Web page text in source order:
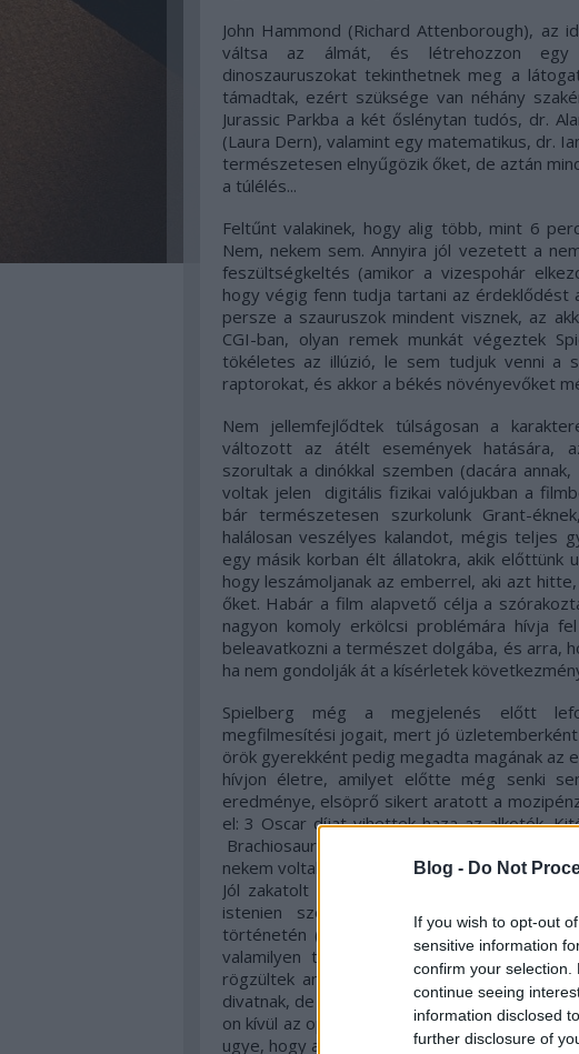
Blog - Do Not
If you wish to opt-out
sensitive information
confirm your
continue seeing
information disclosed
further disclosure of
John Hammond (Richard Attenborough), az
váltsa az álmát, és létrehozzon egy
dinoszauruszokat tekinthetnek meg a
támadtak, ezért szüksége van néhány
Jurassic Parkba a két őslénytan tudós, dr.
(Laura Dern), valamint egy matematikus, dr.
természetesen elnyűgözik őket, de aztán
a túlélés...
Feltűnt valakinek, hogy alig több, mint 6
Nem, nekem sem. Annyira jól vezetett a
feszültségkeltés (amikor a vizespohár
hogy végig fenn tudja tartani az érdeklődést
persze a szauruszok mindent visznek, az
CGI-ban, olyan remek munkát végeztek
tökéletes az illúzió, le sem tudjuk venni a
raptorokat, és akkor a békés növényevőket
Nem jellemfejlődtek túlságosan a
változott az átélt események hatására,
szorultak a dinókkal szemben (dacára
voltak jelen digitális fizikai valójukban a
bár természetesen szurkolunk Grant-
halálosan veszélyes kalandot, mégis teljes
egy másik korban élt állatokra, akik előttünk
hogy leszámoljanak az emberrel, aki azt
őket. Habár a film alapvető célja a
nagyon komoly erkölcsi problémára hívja
beleavatkozni a természet dolgába, és arra,
ha nem gondolják át a kísérletek
Spielberg még a megjelenés előtt
megfilmesítési jogait, mert jó
örök gyerekként pedig megadta magának az
hívjon életre, amilyet előtte még senki
eredménye, elsöprő sikert aratott a
el: 3 Oscar díjat vihettek haza az alkotók.
Brachiosaurus-okról, mintha csak egy
nekem voltak dinós kütyüim, könyveim, és
Jól zakatolt a merchandising, Spielberg
istenien szórakoztunk és kedvünk
történetén (melynek következtében máig
valamilyen tudományos szenzációról ad
rögzültek anno az információk). Aztán
divatnak, de ez nem változtat azon, hogy ezt
on kívül az operatőri munka is remek, na és
ugye, hogy azonnal felismerjük, ha halljuk?